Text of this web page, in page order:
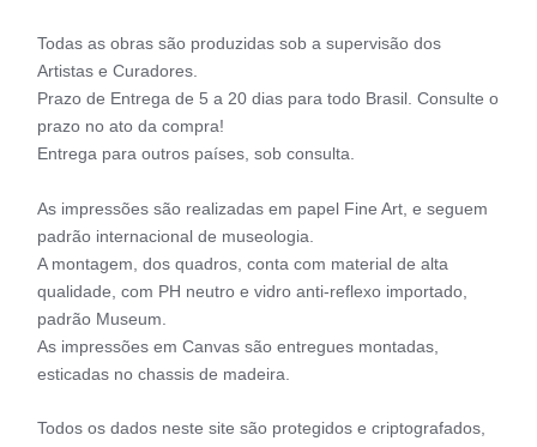
Todas as obras são produzidas sob a supervisão dos
Artistas e Curadores.
Prazo de Entrega de 5 a 20 dias para todo Brasil. Consulte o
prazo no ato da compra!
Entrega para outros países, sob consulta.
As impressões são realizadas em papel Fine Art, e seguem
padrão internacional de museologia.
A montagem, dos quadros, conta com material de alta
qualidade, com PH neutro e vidro anti-reflexo importado,
padrão Museum.
As impressões em Canvas são entregues montadas,
esticadas no chassis de madeira.
Todos os dados neste site são protegidos e criptografados,